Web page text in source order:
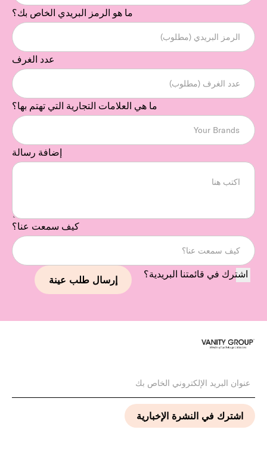
ما هو الرمز البريدي الخاص بك؟
عدد الغرف
ما هي العلامات التجارية التي تهتم بها؟
إضافة رسالة
كيف سمعت عنا؟
اشترك في قائمتنا البريدية؟